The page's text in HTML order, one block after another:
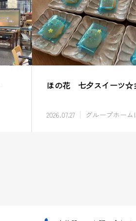
ほの花 七夕スイーツ☆
2026.07.27 グループホーム